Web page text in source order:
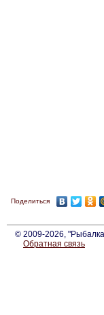
Поделиться
© 2009-2026,
Обратная связь